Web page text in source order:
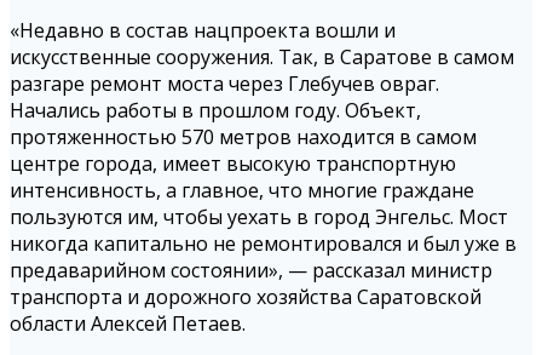
«Недавно в состав нацпроекта вошли и
искусственные сооружения. Так, в Саратове в самом
разгаре ремонт моста через Глебучев овраг.
Начались работы в прошлом году. Объект,
протяженностью 570 метров находится в самом
центре города, имеет высокую транспортную
интенсивность, а главное, что многие граждане
пользуются им, чтобы уехать в город Энгельс. Мост
никогда капитально не ремонтировался и был уже в
предаварийном состоянии», — рассказал министр
транспорта и дорожного хозяйства Саратовской
области Алексей Петаев.